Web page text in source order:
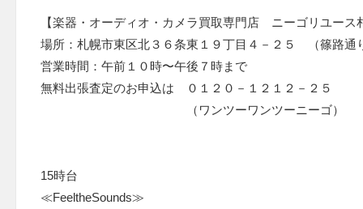
【楽器・オーディオ・カメラ買取専門店 ニーゴリユース
場所：札幌市東区北３６条東１９丁目４－２５ （篠路通
営業時間：午前１０時〜午後７時まで
無料出張査定のお申込は ０１２０－１２１２－２５
（ワンツーワンツーニーゴ）
15時台
≪FeeltheSounds≫